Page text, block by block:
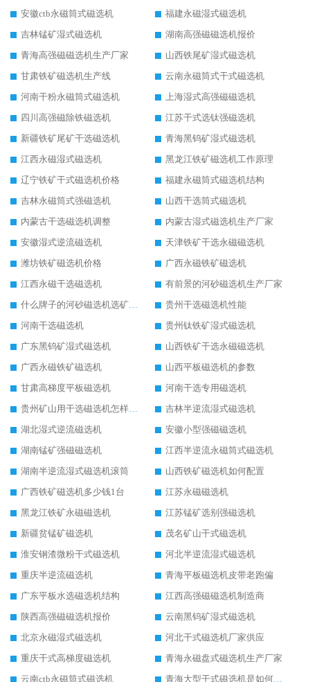
安徽ctb永磁筒式磁选机
福建永磁湿式磁选机
吉林锰矿湿式磁选机
湖南高强磁磁选机报价
青海高强磁磁选机生产厂家
山西铁尾矿湿式磁选机
甘肃铁矿磁选机生产线
云南永磁筒式干式磁选机
河南干粉永磁筒式磁选机
上海湿式高强磁磁选机
四川高强磁除铁磁选机
江苏干式选钛强磁选机
新疆铁矿尾矿干选磁选机
青海黑钨矿湿式磁选机
江西永磁湿式磁选机
黑龙江铁矿磁选机工作原理
辽宁铁矿干式磁选机价格
福建永磁筒式磁选机结构
吉林永磁筒式强磁选机
山西干选筒式磁选机
内蒙古干选磁选机调整
内蒙古湿式磁选机生产厂家
安徽湿式逆流磁选机
天津铁矿干选永磁磁选机
潍坊铁矿磁选机价格
广西永磁铁矿磁选机
江西永磁干选磁选机
有前景的河砂磁选机生产厂家
什么牌子的河砂磁选机选矿效果好
贵州干选磁选机性能
河南干选磁选机
贵州钛铁矿湿式磁选机
广东黑钨矿湿式磁选机
山西铁矿干选永磁磁选机
广西永磁铁矿磁选机
山西平板磁选机的参数
甘肃高梯度平板磁选机
河南干选专用磁选机
贵州矿山用干选磁选机怎样调磁
吉林半逆流湿式磁选机
湖北湿式逆流磁选机
安徽小型强磁磁选机
湖南锰矿强磁磁选机
江西半逆流永磁筒式磁选机
湖南半逆流湿式磁选机滚筒
山西铁矿磁选机如何配置
广西铁矿磁选机多少钱1台
江苏永磁磁选机
黑龙江铁矿永磁磁选机
江苏锰矿选别强磁选机
新疆贫锰矿磁选机
茂名矿山干式磁选机
淮安钢渣微粉干式磁选机
河北半逆流湿式磁选机
重庆半逆流磁选机
青海平板磁选机皮带老跑偏
广东平板水选磁选机结构
江西高强磁磁选机制造商
陕西高强磁磁选机报价
云南黑钨矿湿式磁选机
北京永磁湿式磁选机
河北干式磁选机厂家供应
重庆干式高梯度磁选机
青海永磁盘式磁选机生产厂家
云南ctb永磁筒式磁选机
青海大型干式磁选机是如何选矿的